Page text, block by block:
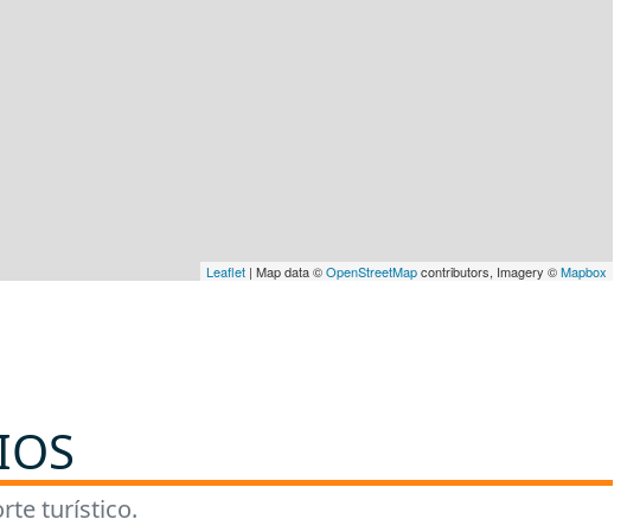
Leaflet | Map data ©OpenStreetMapcontributors, Imagery ©Mapbox
turístico.